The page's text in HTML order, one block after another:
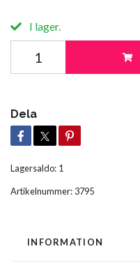
I lager.
Dela
Lagersaldo: 1
Artikelnummer: 3795
INFORMATION